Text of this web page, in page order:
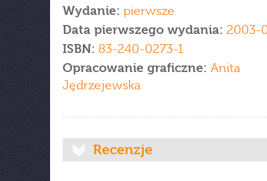
Wydanie: pierwsze
Data pierwszego wydania: 2003-
ISBN: 83-240-0273-1
Opracowanie graficzne: Anita
Jędrzejewska
Recenzje